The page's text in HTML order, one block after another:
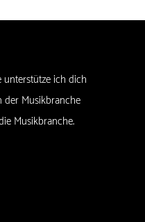
ich dich
der Musikbranche
Musikbranche.